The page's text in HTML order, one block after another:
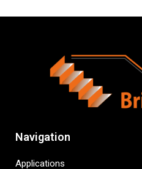
Navigation
Applications